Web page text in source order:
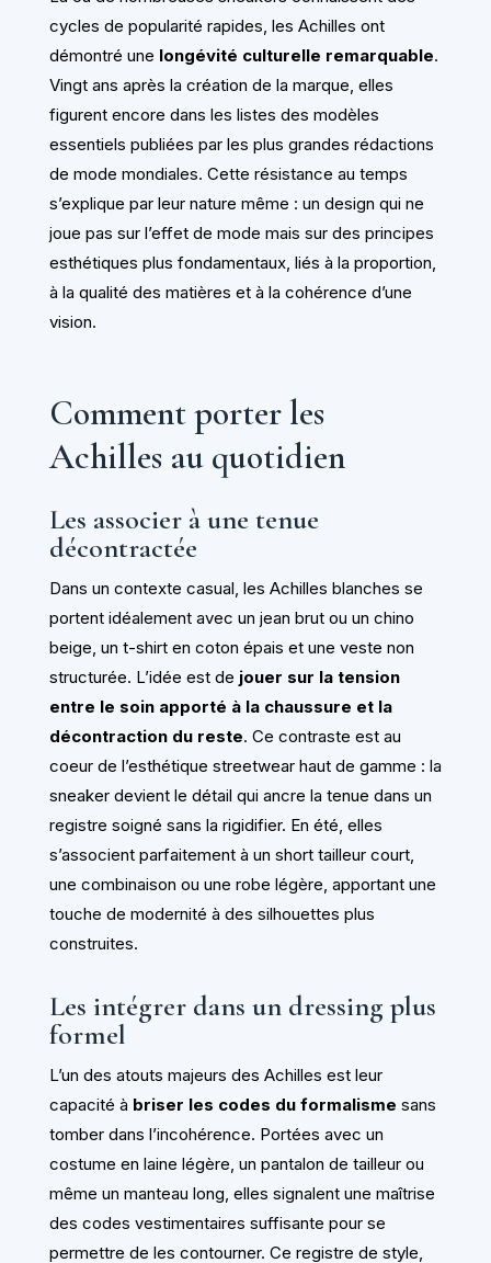
cycles de popularité rapides, les Achilles ont
démontré une longévité culturelle remarquable.
Vingt ans après la création de la marque, elles
figurent encore dans les listes des modèles
essentiels publiées par les plus grandes rédactions
de mode mondiales. Cette résistance au temps
s’explique par leur nature même : un design qui ne
joue pas sur l’effet de mode mais sur des principes
esthétiques plus fondamentaux, liés à la proportion,
à la qualité des matières et à la cohérence d’une
vision.
Comment porter les
Achilles au quotidien
Les associer à une tenue
décontractée
Dans un contexte casual, les Achilles blanches se
portent idéalement avec un jean brut ou un chino
beige, un t-shirt en coton épais et une veste non
structurée. L’idée est de jouer sur la tension
entre le soin apporté à la chaussure et la
décontraction du reste. Ce contraste est au
coeur de l’esthétique streetwear haut de gamme : la
sneaker devient le détail qui ancre la tenue dans un
registre soigné sans la rigidifier. En été, elles
s’associent parfaitement à un short tailleur court,
une combinaison ou une robe légère, apportant une
touche de modernité à des silhouettes plus
construites.
Les intégrer dans un dressing plus
formel
L’un des atouts majeurs des Achilles est leur
capacité à briser les codes du formalisme sans
tomber dans l’incohérence. Portées avec un
costume en laine légère, un pantalon de tailleur ou
même un manteau long, elles signalent une maîtrise
des codes vestimentaires suffisante pour se
permettre de les contourner. Ce registre de style,